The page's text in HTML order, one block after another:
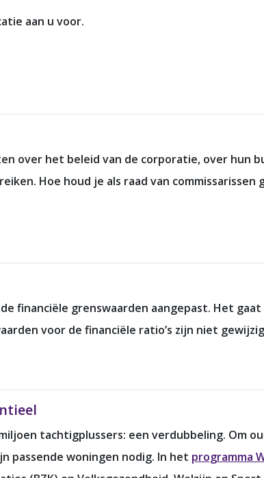
aan u voor.
over het beleid van de corporatie, over hun
Hoe houd je als raad van commissarissen
financiële grenswaarden aangepast. Het gaat
voor de financiële ratio’s zijn niet
tachtigplussers: een verdubbeling. Om
passende woningen nodig. In het programma